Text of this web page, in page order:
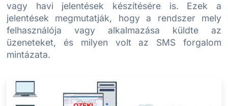
vagy havi jelentések készítésére is. Ezek a
jelentések megmutatják, hogy a rendszer mely
felhasználója vagy alkalmazása küldte az
üzeneteket, és milyen volt az SMS forgalom
mintázata.